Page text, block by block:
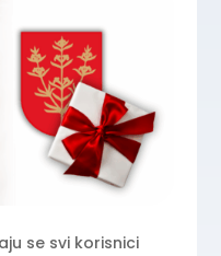
se svi korisnici